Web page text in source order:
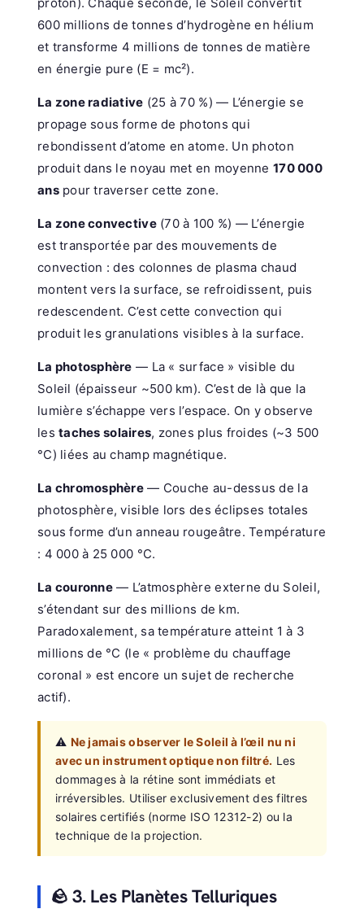
600 millions de tonnes d’hydrogène en hélium
et transforme 4 millions de tonnes de matière
en énergie pure (E = mc²).
La zone radiative (25 à 70 %) — L’énergie se
propage sous forme de photons qui
rebondissent d’atome en atome. Un photon
produit dans le noyau met en moyenne 170 000
anspour traverser cette zone.
La zone convective(70 à 100 %) — L’énergie
est transportée par des mouvements de
convection : des colonnes de plasma chaud
montent vers la surface, se refroidissent, puis
redescendent. C’est cette convection qui
produit les granulations visibles à la surface.
La photosphère — La « surface » visible du
Soleil (épaisseur ~500 km). C’est de là que la
lumière s’échappe vers l’espace. On y observe
lestaches solaires, zones plus froides (~3 500
°C) liées au champ magnétique.
La chromosphère — Couche au-dessus de la
photosphère, visible lors des éclipses totales
sous forme d’un anneau rougeâtre. Température
: 4 000 à 25 000 °C.
La couronne— L’atmosphère externe du Soleil,
s’étendant sur des millions de km.
Paradoxalement, sa température atteint 1 à 3
millions de °C (le « problème du chauffage
coronal » est encore un sujet de recherche
actif).
⚠️ Ne jamais observer le Soleil à l’œil nu ni
avec un instrument optique non filtré. Les
dommages à la rétine sont immédiats et
irréversibles. Utiliser exclusivement des filtres
solaires certifiés (norme ISO 12312-2) ou la
technique de la projection.
🪨 3. Les Planètes Telluriques